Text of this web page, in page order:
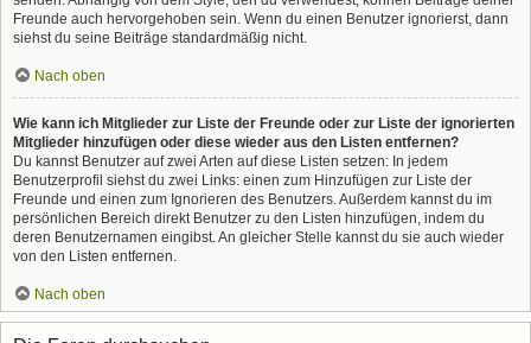
Freunde auch hervorgehoben sein. Wenn du einen Benutzer ignorierst, dann
siehst du seine Beiträge standardmäßig nicht.
Nach oben
Wie kann ich Mitglieder zur Liste der Freunde oder zur Liste der ignorierten
Mitglieder hinzufügen oder diese wieder aus den Listen entfernen?
Du kannst Benutzer auf zwei Arten auf diese Listen setzen: In jedem
Benutzerprofil siehst du zwei Links: einen zum Hinzufügen zur Liste der
Freunde und einen zum Ignorieren des Benutzers. Außerdem kannst du im
persönlichen Bereich direkt Benutzer zu den Listen hinzufügen, indem du
deren Benutzernamen eingibst. An gleicher Stelle kannst du sie auch wieder
von den Listen entfernen.
Nach oben